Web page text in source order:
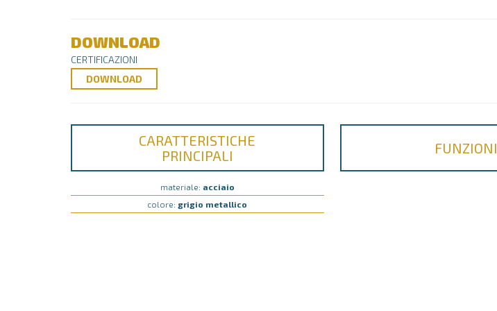
DOWNLOAD
CERTIFICAZIONI
DOWNLOAD
CARATTERISTICHE
PRINCIPALI
materiale: acciaio
colore: grigio metallico
FUNZIONI